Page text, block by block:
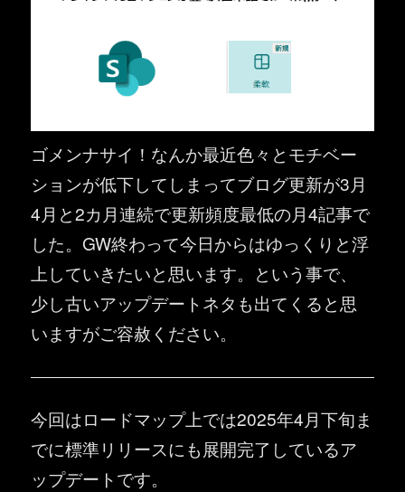
ゴメンナサイ！なんか最近色々とモチベー
ションが低下してしまってブログ更新が3月
4月と2カ月連続で更新頻度最低の月4記事で
した。GW終わって今日からはゆっくりと浮
上していきたいと思います。という事で、
少し古いアップデートネタも出てくると思
いますがご容赦ください。
今回はロードマップ上では2025年4月下旬ま
でに標準リリースにも展開完了しているア
ップデートです。